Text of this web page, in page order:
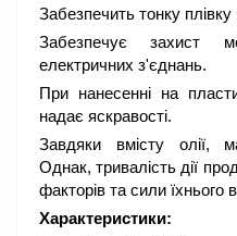
Забезпечить тонку плівку
Забезпечує захист
електричних з'єднань.
При нанесенні на
надає яскравості.
Завдяки вмісту олії,
Однак, тривалість дії
факторів та сили їхнього
Характеристики: